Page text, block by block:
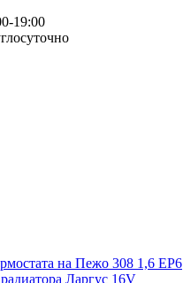
19:00
на Пежо 308 1,6 EP6
Ларгус 16V